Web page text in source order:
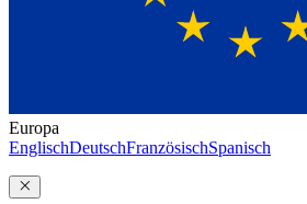
Europa
EnglischDeutschFranzösischSpanisch